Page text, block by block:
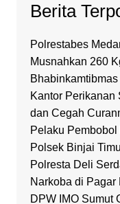
Berita
Polrestabes
Musnahkan 260
Kantor Perikanan
dan Cegah
Pelaku
Polsek Binjai
Polresta Deli
Narkoba di Pagar
DPW IMO Sumut